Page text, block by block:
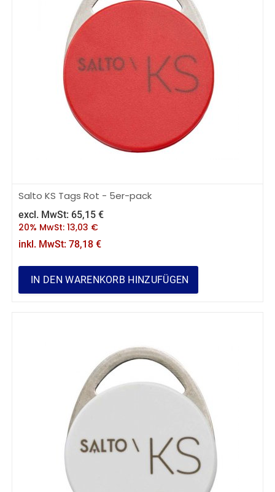
Salto KS Tags Rot - 5er-pack
excl. MwSt: 65,15 €
20% MwSt: 13,03 €
inkl. MwSt: 78,18 €
IN DEN WARENKORB HINZUFÜGEN